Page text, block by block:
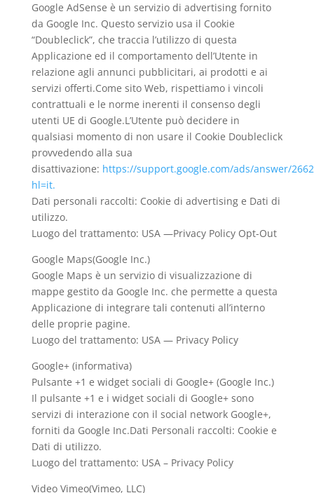
Google AdSense è un servizio di advertising fornito
da Google Inc. Questo servizio usa il Cookie
“Doubleclick”, che traccia l’utilizzo di questa
Applicazione ed il comportamento dell’Utente in
relazione agli annunci pubblicitari, ai prodotti e ai
servizi offerti.Come sito Web, rispettiamo i vincoli
contrattuali e le norme inerenti il consenso degli
utenti UE di Google.L’Utente può decidere in
qualsiasi momento di non usare il Cookie Doubleclick
provvedendo alla sua
disattivazione: https://support.google.com/ads/answer/
hl=it.
Dati personali raccolti: Cookie di advertising e Dati di
utilizzo.
Luogo del trattamento: USA —Privacy Policy Opt-Out
Google Maps(Google Inc.)
Google Maps è un servizio di visualizzazione di
mappe gestito da Google Inc. che permette a questa
Applicazione di integrare tali contenuti all’interno
delle proprie pagine.
Luogo del trattamento: USA — Privacy Policy
Google+ (informativa)
Pulsante +1 e widget sociali di Google+ (Google Inc.)
Il pulsante +1 e i widget sociali di Google+ sono
servizi di interazione con il social network Google+,
forniti da Google Inc.Dati Personali raccolti: Cookie e
Dati di utilizzo.
Luogo del trattamento: USA – Privacy Policy
Video Vimeo(Vimeo, LLC)